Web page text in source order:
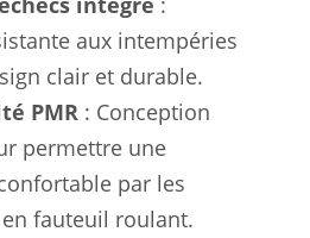
aux intempéries
clair et durable.
PMR : Conception
permettre une
par les
fauteuil roulant.